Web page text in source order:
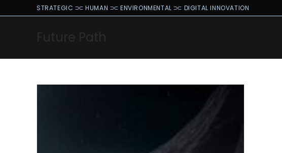
to
STRATEGIC ⫗ HUMAN ⫗ ENVIRONMENTAL ⫗ DIGITAL INNOVATION